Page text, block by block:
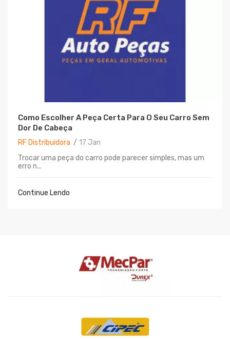
Como Escolher A Peça Certa Para O Seu Carro Sem
Dor De Cabeça
RF Distribuidora 17 Jan
Trocar uma peça do carro pode parecer simples, mas um
erro n...
Continue Lendo